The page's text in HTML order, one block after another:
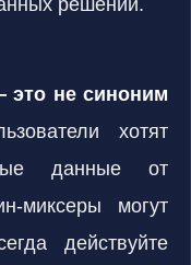
решений.
это не синоним
хотят
данные от
миксеры могут
действуйте